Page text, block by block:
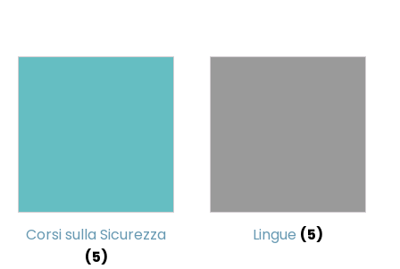
Corsi sulla Sicurezza
(5)
Lingue (5)